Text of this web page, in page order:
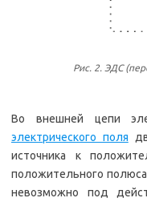
Рис. 2. ЭДС
Во внешней цепи
электрического поля
источника к
положительного
невозможно под